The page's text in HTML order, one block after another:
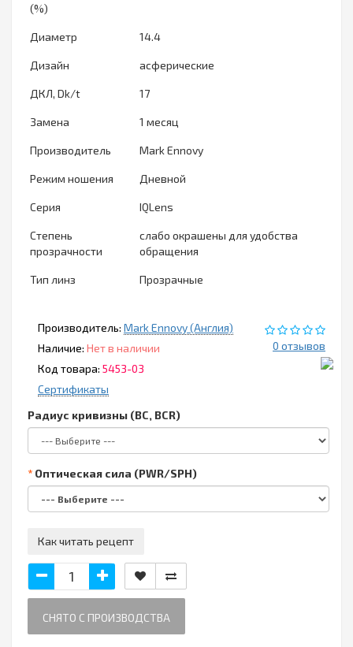
(%)
Диаметр 14.4
Дизайн асферические
ДКЛ, Dk/t 17
Замена 1 месяц
Производитель Mark Ennovy
Режим ношения Дневной
Серия IQLens
Степень
прозрачности
слабо окрашены для удобства
обращения
Тип линз Прозрачные
0 отзывов
Производитель: Mark Ennovy (Англия)
Наличие: Нет в наличии
Код товара: 5453-03
Сертификаты
Радиус кривизны (BC, BCR)
Оптическая сила (PWR/SPH)
Как читать рецепт
СНЯТО С ПРОИЗВОДСТВА